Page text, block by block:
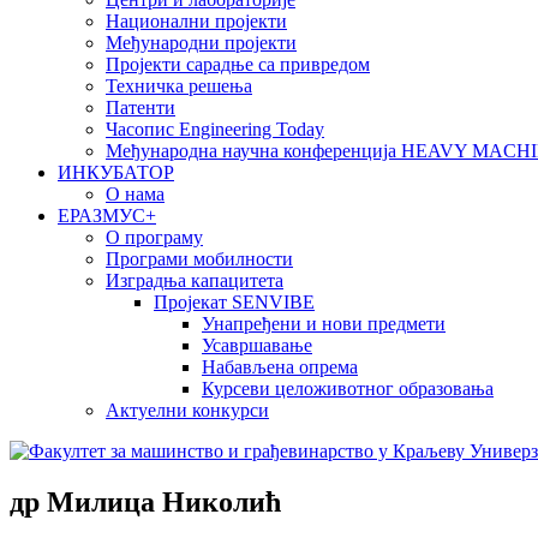
Национални пројекти
Међународни пројекти
Пројекти сарадње са привредом
Техничка решења
Патенти
Часопис Engineering Today
Међународна научна конференција HEAVY
ИНКУБАТОР
О нама
EРАЗМУС+
О програму
Програми мобилности
Изградња капацитета
Пројекат SENVIBE
Унапређени и нови предмети
Усавршавање
Набављена опрема
Курсеви целоживотног образовања
Актуелни конкурси
др Милица Николић